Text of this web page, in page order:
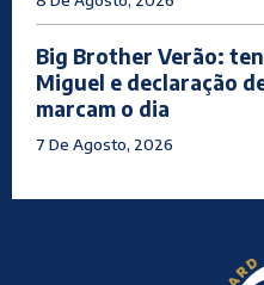
Big Brother Verão:
Miguel e declaração
marcam o dia
7 De Agosto, 2026